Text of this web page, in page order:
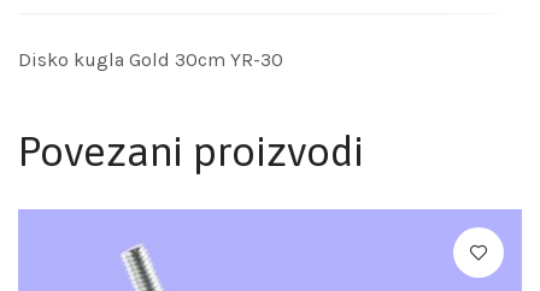
Disko kugla Gold 30cm YR-30
Povezani proizvodi